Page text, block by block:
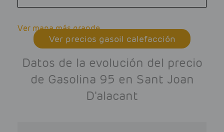
Ver mapa más grande
Ver precios gasoil calefacción
Datos de la evolución del precio
de Gasolina 95 en Sant Joan
D'alacant